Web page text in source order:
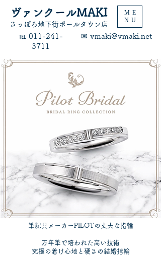
​さっぽろ地下街ポールタウン店
​℡ 011-241-
3711
​✉ vmaki@vmaki.net
ヴァンクールMAKI
ME
NU
筆記具メーカーPILOTの丈夫な指輪
万年筆で培われた高い技術
究極の着け心地と硬さの結婚指輪